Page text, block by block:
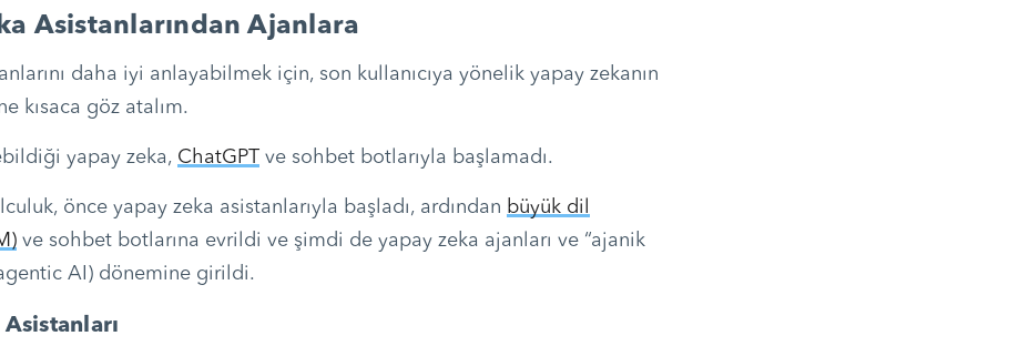
Asistanlarından Ajanlara
daha iyi anlayabilmek için, son kullanıcıya yönelik yapay zekanın
kısaca göz atalım.
yapay zeka, ChatGPT ve sohbet botlarıyla başlamadı.
önce yapay zeka asistanlarıyla başladı, ardından büyük dil
ve sohbet botlarına evrildi ve şimdi de yapay zeka ajanları ve “ajanik
AI) dönemine girildi.